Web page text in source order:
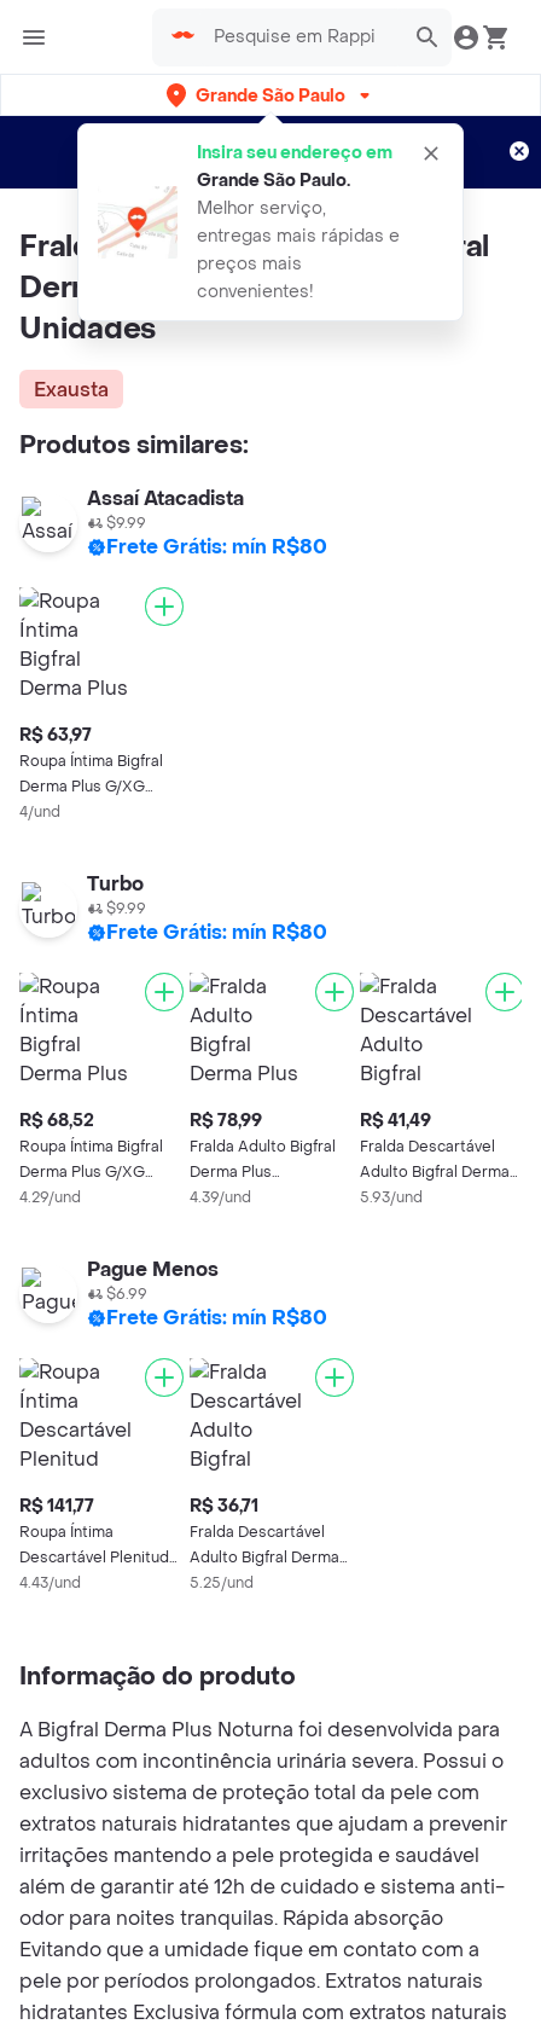
Grande São Paulo
Insira seu endereço em
Grande São Paulo.
Melhor serviço,
entregas mais rápidas e
preços mais
convenientes!
Entregas grátis por 15 dias!
Aplicam T&C
Fralda Descartável Adulto Bigfral
Derma Plus Noturna XG 16
Unidades
Exausta
Produtos similares:
Assaí Atacadista
$9.99
Frete Grátis: mín R$80
R$ 63,97
Roupa Íntima Bigfral
Derma Plus G/XG
Unissex 16 Unidades
4/und
Turbo
$9.99
Frete Grátis: mín R$80
R$ 68,52
Roupa Íntima Bigfral
Derma Plus G/XG
Unissex 16 Unidades
4.29/und
R$ 78,99
Fralda Adulto Bigfral
Derma Plus
Econômica M Unissex
4.39/und
R$ 41,49
Fralda Descartável
Adulto Bigfral Derma
Plus Unissex XG 7
5.93/und
Pague Menos
$6.99
Frete Grátis: mín R$80
R$ 141,77
Roupa Íntima
Descartável Plenitud
Plus Fit G/xg
4.43/und
R$ 36,71
Fralda Descartável
Adulto Bigfral Derma
Plus Unissex XG 7
5.25/und
Informação do produto
A Bigfral Derma Plus Noturna foi desenvolvida para
adultos com incontinência urinária severa. Possui o
exclusivo sistema de proteção total da pele com
extratos naturais hidratantes que ajudam a prevenir
irritações mantendo a pele protegida e saudável
além de garantir até 12h de cuidado e sistema anti-
odor para noites tranquilas. Rápida absorção
Evitando que a umidade fique em contato com a
pele por períodos prolongados. Extratos naturais
hidratantes Exclusiva fórmula com extratos naturais